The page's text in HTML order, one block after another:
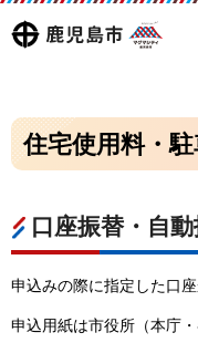
鹿児島
マグ
マシ
住宅使用料・
口座振替・自
申込みの際に指定した口
申込用紙は市役所（本庁